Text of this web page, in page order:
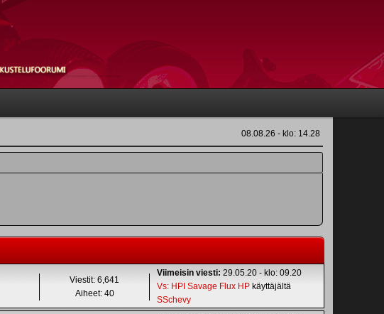
08.08.26 - klo: 14.28
Viestit: 6,641
Aiheet: 40
Viimeisin viesti:29.05.20 - klo: 09.20
Vs: HPI Savage Flux HP käyttäjältä
SSchevy